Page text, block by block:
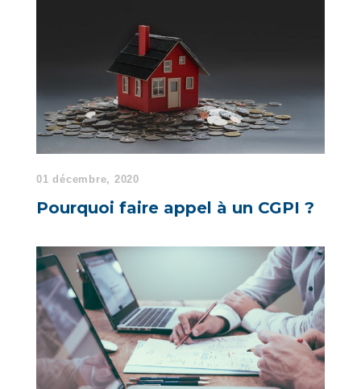
01 décembre, 2020
Pourquoi faire appel à un CGPI ?